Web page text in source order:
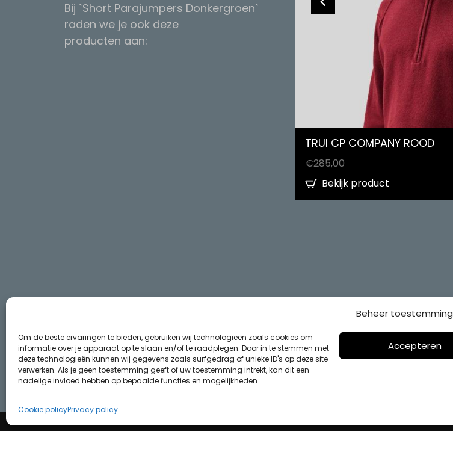
Beheer toestemming
Om de beste ervaringen te bieden, gebruiken wij technologieën zoals cookies om
informatie over je apparaat op te slaan en/of te raadplegen. Door in te stemmen met
deze technologieën kunnen wij gegevens zoals surfgedrag of unieke ID's op deze site
verwerken. Als je geen toestemming geeft of uw toestemming intrekt, kan dit een
nadelige invloed hebben op bepaalde functies en mogelijkheden.
Accepteren
Cookie policyPrivacy policy
Bij `Short Parajumpers Donkergroen`
raden we je ook deze
producten aan:
TRUI CP COMPANY ROOD
€285,00
Bekijk product